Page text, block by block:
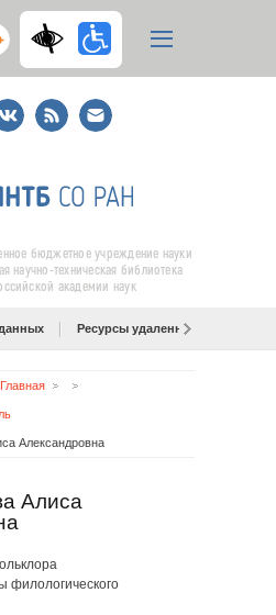
RSS
E-
mail
подписка
бюджетное учреждение науки
научно-техническая библиотека
академии наук
Ресурсы удаленного доступа
Главная
Александровна
Алиса
филологического